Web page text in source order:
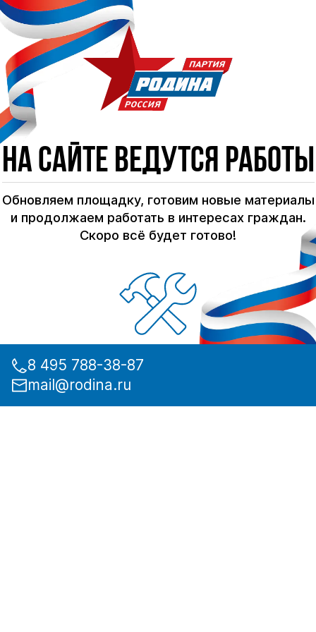
На сайте ведутся работы
Обновляем площадку, готовим новые материалы
и продолжаем работать в интересах граждан.
Скоро всё будет готово!
8 495 788-38-87
mail@rodina.ru